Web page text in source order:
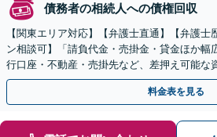
債務者の相続人への債権回収
【関東エリア対応】【弁護士直通】【弁護士
ン相談可】「請負代金・売掛金・貸金ほか幅
行口座・不動産・売掛先など、差押え可能な
果的な手続きを選択します【休日・夜間相談
料金表を見る